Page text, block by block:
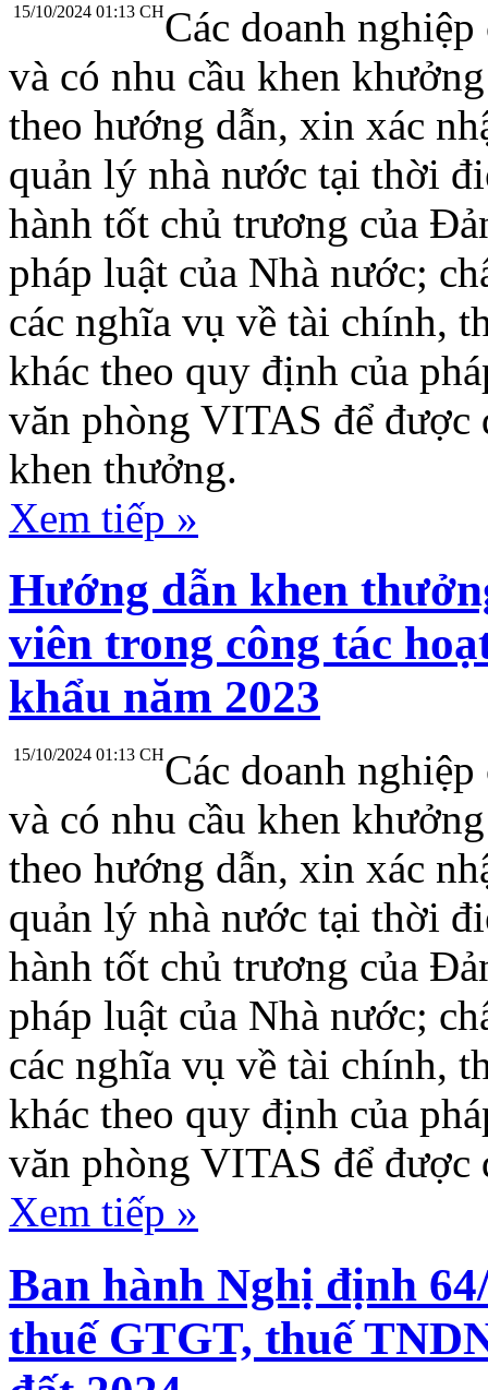
15/10/2024 01:13 CHCác doanh
và có nhu cầu khen
theo hướng dẫn, xin xác
quản lý nhà nước tại thời
hành tốt chủ trương của
pháp luật của Nhà nước;
các nghĩa vụ về tài chính,
khác theo quy định của
văn phòng VITAS để được
khen thưởng.
Xem tiếp »
Hướng dẫn khen
viên trong công tác
khẩu năm 2023
15/10/2024 01:13 CHCác doanh
và có nhu cầu khen
theo hướng dẫn, xin xác
quản lý nhà nước tại thời
hành tốt chủ trương của
pháp luật của Nhà nước;
các nghĩa vụ về tài chính,
khác theo quy định của
văn phòng VITAS để được
Xem tiếp »
Ban hành Nghị định
thuế GTGT, thuế